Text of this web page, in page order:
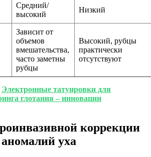
Средний/
высокий
Низкий
Зависит от
объемов
вмешательства,
часто заметны
рубцы
Высокий, рубцы
практически
отсутствуют
Электронные татуировки для
глотания – инновации
коррекции
уха